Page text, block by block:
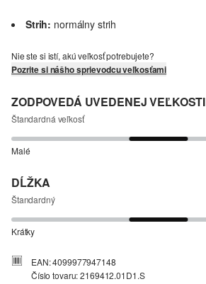
Strih: normálny strih
Nie ste si istí, akú veľkosť potrebujete?
Pozrite si nášho sprievodcu veľkosťami
ZODPOVEDÁ UVEDENEJ VEĽKOSTI
Štandardná veľkosť
Malé
DĹŽKA
Štandardný
Krátky
EAN: 4099977947148
Číslo tovaru: 2169412.01D1.S